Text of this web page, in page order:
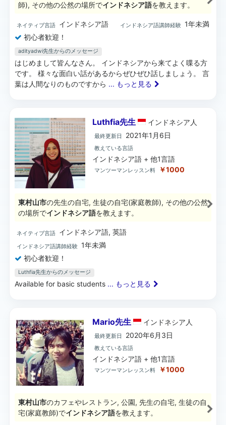
師), その他の公然の場所でインドネシア語を教えます。
ネイティブ言語 インドネシア語 インドネシア語講師経験 1年未満
初心者歓迎！
adityadwi先生からのメッセージ
はじめまして皆んなさん。 インドネシアから来てよく喋る方
です。 様々な面白い話があるからぜひぜひ話しましょう。 言
葉は人間なりのものですから ... もっと見る
Luthfia先生 インドネシア 人
最終更新日 2021年1月6日
教えている言語
インドネシア語 + 他1言語
マンツーマンレッスン料 ￥1000
東村山市の先生の自宅, 生徒の自宅(家庭教師), その他の公然
の場所でインドネシア語を教えます。
ネイティブ言語 インドネシア語, 英語
インドネシア語講師経験 1年未満
初心者歓迎！
Luthfia先生からのメッセージ
Available for basic students ... もっと見る
Mario先生 インドネシア 人
最終更新日 2020年6月3日
教えている言語
インドネシア語 + 他1言語
マンツーマンレッスン料 ￥1000
東村山市のカフェやレストラン, 公園, 先生の自宅, 生徒の自
宅(家庭教師)でインドネシア語を教えます。